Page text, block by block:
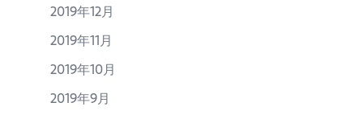
2019年12月
2019年11月
2019年10月
2019年9月